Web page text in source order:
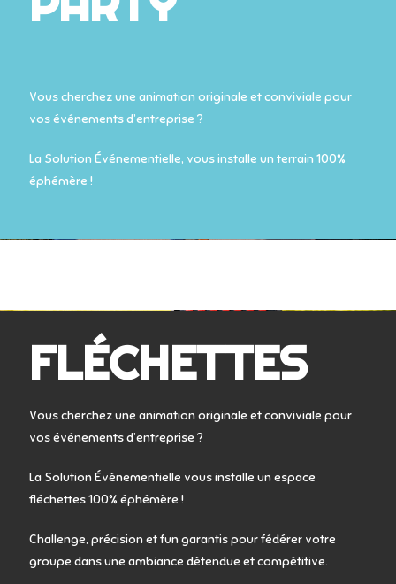
Vous cherchez une animation originale et conviviale pour
vos événements d’entreprise ?
La Solution Événementielle, vous installe un terrain 100%
éphémère !
FLÉCHETTES
Vous cherchez une animation originale et conviviale pour
vos événements d’entreprise ?
La Solution Événementielle vous installe un espace
fléchettes 100% éphémère !
Challenge, précision et fun garantis pour fédérer votre
groupe dans une ambiance détendue et compétitive.